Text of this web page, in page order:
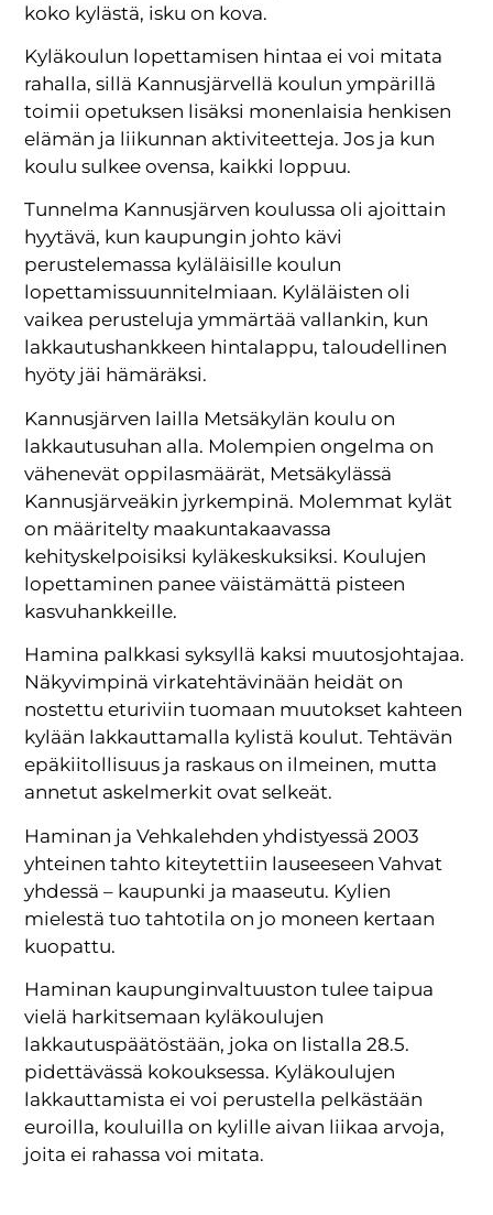
koko kylästä, isku on kova.
Kyläkoulun lopettamisen hintaa ei voi mitata
rahalla, sillä Kannusjärvellä koulun ympärillä
toimii opetuksen lisäksi monenlaisia henkisen
elämän ja liikunnan aktiviteetteja. Jos ja kun
koulu sulkee ovensa, kaikki loppuu.
Tunnelma Kannusjärven koulussa oli ajoittain
hyytävä, kun kaupungin johto kävi
perustelemassa kyläläisille koulun
lopettamissuunnitelmiaan. Kyläläisten oli
vaikea perusteluja ymmärtää vallankin, kun
lakkautushankkeen hintalappu, taloudellinen
hyöty jäi hämäräksi.
Kannusjärven lailla Metsäkylän koulu on
lakkautusuhan alla. Molempien ongelma on
vähenevät oppilasmäärät, Metsäkylässä
Kannusjärveäkin jyrkempinä. Molemmat kylät
on määritelty maakuntakaavassa
kehityskelpoisiksi kyläkeskuksiksi. Koulujen
lopettaminen panee väistämättä pisteen
kasvuhankkeille.
Hamina palkkasi syksyllä kaksi muutosjohtajaa.
Näkyvimpinä virkatehtävinään heidät on
nostettu eturiviin tuomaan muutokset kahteen
kylään lakkauttamalla kylistä koulut. Tehtävän
epäkiitollisuus ja raskaus on ilmeinen, mutta
annetut askelmerkit ovat selkeät.
Haminan ja Vehkalehden yhdistyessä 2003
yhteinen tahto kiteytettiin lauseeseen Vahvat
yhdessä – kaupunki ja maaseutu. Kylien
mielestä tuo tahtotila on jo moneen kertaan
kuopattu.
Haminan kaupunginvaltuuston tulee taipua
vielä harkitsemaan kyläkoulujen
lakkautuspäätöstään, joka on listalla 28.5.
pidettävässä kokouksessa. Kyläkoulujen
lakkauttamista ei voi perustella pelkästään
euroilla, kouluilla on kylille aivan liikaa arvoja,
joita ei rahassa voi mitata.